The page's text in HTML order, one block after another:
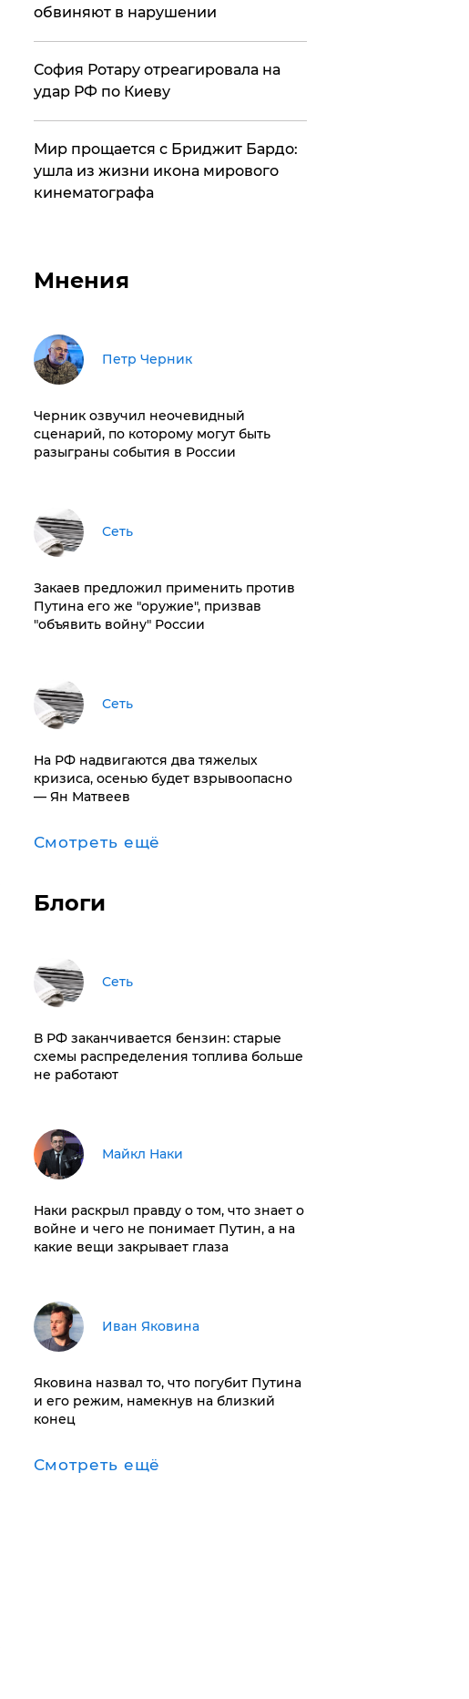
обвиняют в нарушении
София Ротару отреагировала на
удар РФ по Киеву
Мир прощается с Бриджит Бардо:
ушла из жизни икона мирового
кинематографа
Мнения
Петр Черник
Черник озвучил неочевидный
сценарий, по которому могут быть
разыграны события в России
Сеть
Закаев предложил применить против
Путина его же "оружие", призвав
"объявить войну" России
Сеть
На РФ надвигаются два тяжелых
кризиса, осенью будет взрывоопасно
— Ян Матвеев
Смотреть ещё
Блоги
Сеть
​В РФ заканчивается бензин: старые
схемы распределения топлива больше
не работают
Майкл Наки
Наки раскрыл правду о том, что знает о
войне и чего не понимает Путин, а на
какие вещи закрывает глаза
Иван Яковина
Яковина назвал то, что погубит Путина
и его режим, намекнув на близкий
конец
Смотреть ещё